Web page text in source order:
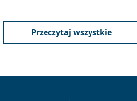
Przeczytaj wszystkie